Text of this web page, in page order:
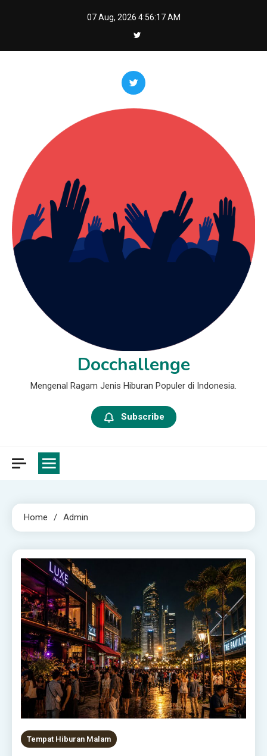
07 Aug, 2026 4:56:18 AM
Docchallenge
Mengenal Ragam Jenis Hiburan Populer di Indonesia.
Subscribe
Home Admin
Tempat Hiburan Malam